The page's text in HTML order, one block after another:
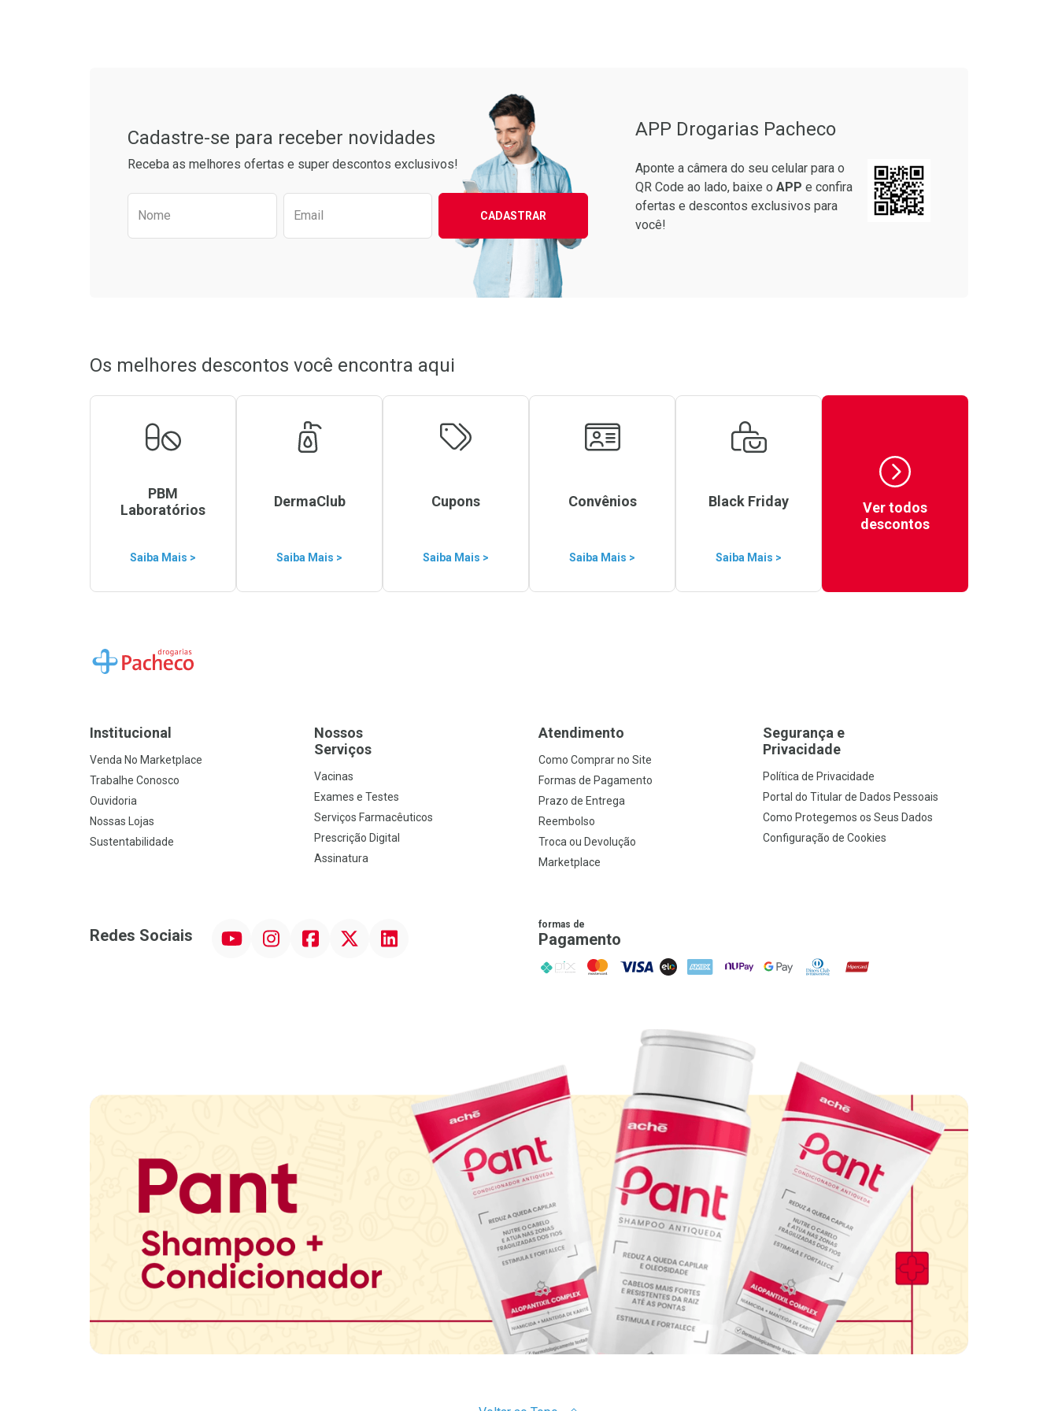
Ver Desconto Convênio Ver Desconto Convênio
Cadastre-se para receber novidades
Receba as melhores ofertas e super descontos exclusivos!
Preencha o formulário abaixo para receber as melhores ofertas:
Nome Email CADASTRAR
APP Drogarias Pacheco
Aponte a câmera do seu celular para o
QR Code ao lado, baixe o APP e confira
ofertas e descontos exclusivos para
você!
Os melhores descontos você encontra aqui
PBM
Laboratórios
Saiba Mais >
DermaClub
Saiba Mais >
Cupons
Saiba Mais >
Convênios
Saiba Mais >
Black Friday
Saiba Mais >
Ver todos
descontos
Ir para a Home
Institucional
Venda No Marketplace
Trabalhe Conosco
Ouvidoria
Nossas Lojas
Sustentabilidade
Nossos
Serviços
Vacinas
Exames e Testes
Serviços Farmacêuticos
Prescrição Digital
Assinatura
Atendimento
Como Comprar no Site
Formas de Pagamento
Prazo de Entrega
Reembolso
Troca ou Devolução
Marketplace
Segurança e
Privacidade
Política de Privacidade
Portal do Titular de Dados Pessoais
Como Protegemos os Seus Dados
Configuração de Cookies
Redes Sociais InstagramFacebookTwitter Linkedin formas de
Pagamento
PIX MasterCard
VISA ELO AMEX NuPay Google PayDiners ClubHipercard